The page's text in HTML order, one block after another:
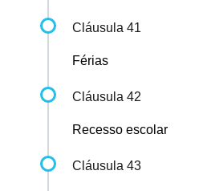
Cláusula 41
Férias
Cláusula 42
Recesso escolar
Cláusula 43